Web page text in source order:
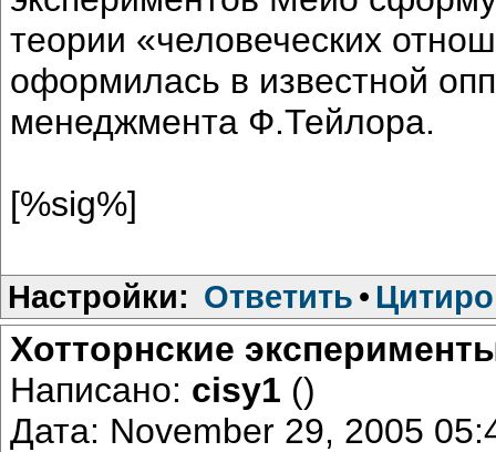
теории «человеческих
оформилась в известной
менеджмента Ф.Тейлора.
[%sig%]
Настройки: Ответить •
Хотторнские
Написано: cisy1 ()
Дата: November 29, 2005